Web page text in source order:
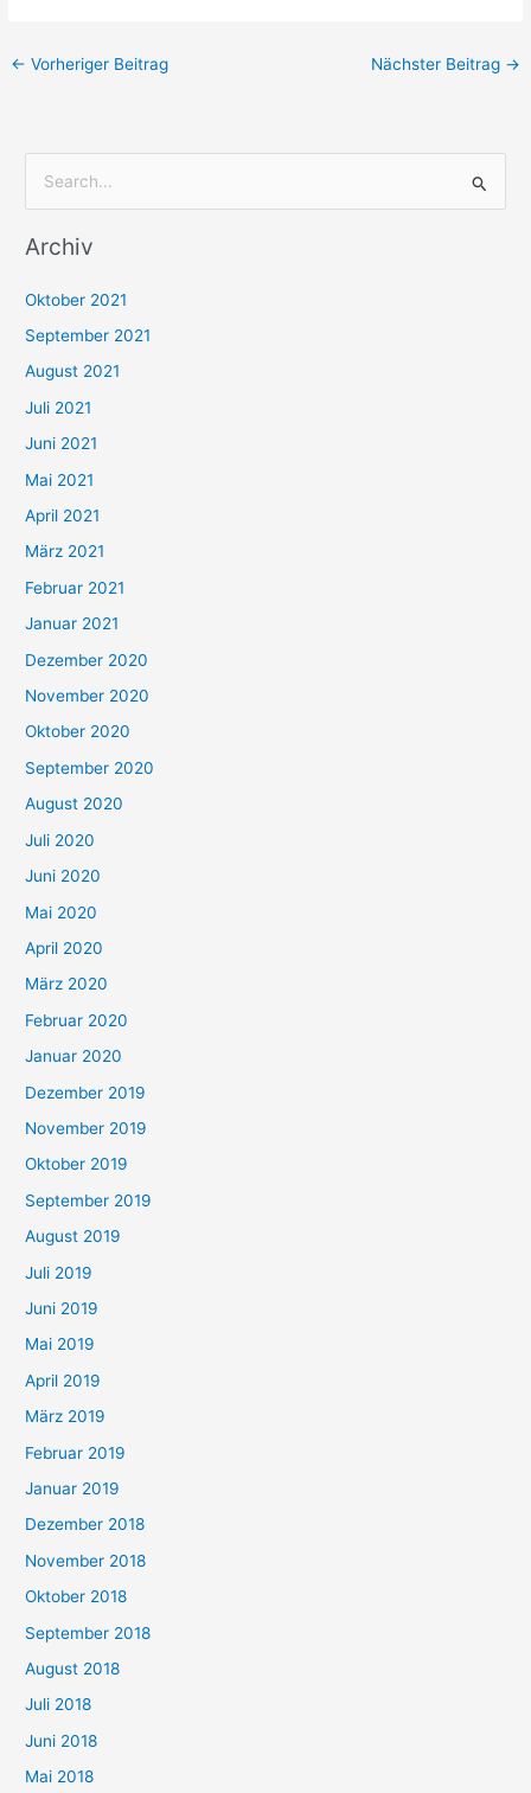
← Vorheriger Beitrag Nächster Beitrag →
c
n
n
a
c
h
:
Archiv
Oktober 2021
September 2021
August 2021
Juli 2021
Juni 2021
Mai 2021
April 2021
März 2021
Februar 2021
Januar 2021
Dezember 2020
November 2020
Oktober 2020
September 2020
August 2020
Juli 2020
Juni 2020
Mai 2020
April 2020
März 2020
Februar 2020
Januar 2020
Dezember 2019
November 2019
Oktober 2019
September 2019
August 2019
Juli 2019
Juni 2019
Mai 2019
April 2019
März 2019
Februar 2019
Januar 2019
Dezember 2018
November 2018
Oktober 2018
September 2018
August 2018
Juli 2018
Juni 2018
Mai 2018